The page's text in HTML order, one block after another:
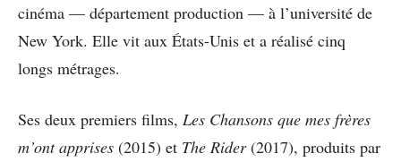
cinéma — département production — à l’université de
New York. Elle vit aux États-Unis et a réalisé cinq
longs métrages.
Ses deux premiers films, Les Chansons que mes frères
m’ont apprises (2015) et The Rider(2017), produits par